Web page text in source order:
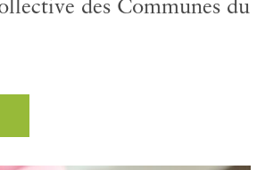
des Communes du